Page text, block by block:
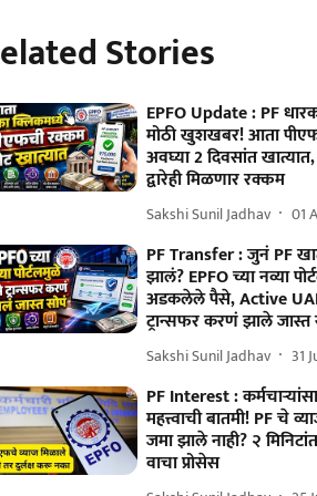
Stories
EPFO Update : PF
मोठी खुशखबर! आता
अवघ्या 2 दिवसांत
द्वारेही मिळणार रक्कम
Sakshi Sunil Jadhav 01
PF Transfer : जुनं PF
झालं? EPFO च्या नव्या
अडकलेले पैसे, Active
ट्रान्सफर करणं झाले जास्त
Sakshi Sunil Jadhav 31
PF Interest :
महत्त्वाची बातमी! PF चे
जमा झाले नाही? २
वाचा प्रोसेस